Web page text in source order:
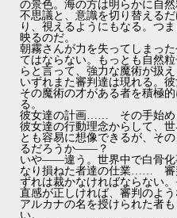
の景色。海の方は明らかに自然
不思議と、意識を切り替える
り、視えるようにもなる。つ
映るのだ。
朝霧さんが力を失ってしまっ
てはならない。もっとも自然
らと言って、強力な魔術が扱
いずれまた審判達は現れる。
その魔術の才がある者を積極
る。
彼女達の計画…… その手始め
彼女達の行動理念からして、
とも容易に想像できるが、そ
るだろうか――？
いや――違う。世界中で白骨化
なり損ねた者達の仕業…… 審
ずれは裁かなければならない
直感が正しければ、審判のよ
アルカナの名を授けられた者
い。